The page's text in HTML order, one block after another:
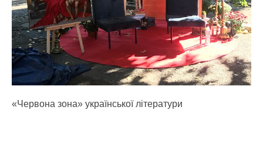
«Червона зона» української літератури